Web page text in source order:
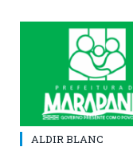
ALDIR BLANC